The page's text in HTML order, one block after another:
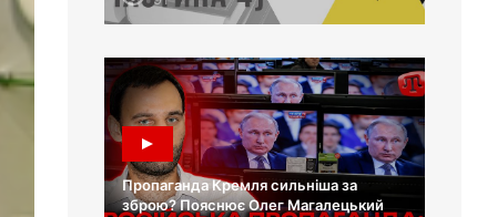
Пропаганда Кремля сильніша за
зброю? Пояснює Олег Магалецький